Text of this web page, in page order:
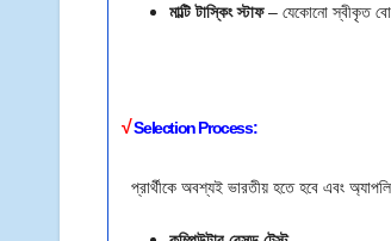
মাল্টি টাস্কিং স্টাফ– যেকোনো স্বীকৃত
√Selection Process:
প্রার্থীকে অবশ্যই ভারতীয় হতে হবে এবং